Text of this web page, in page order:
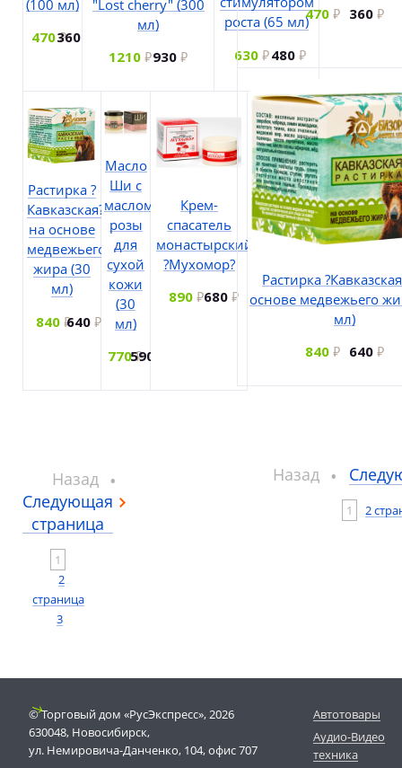
(100 мл)
470360
"Lost cherry" (300
мл)
1210
930
роста (65 мл)
630
480
Растирка ?
Кавказская?
на основе
медвежьего
жира (30
мл)
840 640
Масло
Ши с
маслом
розы
для
сухой
кожи
(30
мл)
770590
Крем-
спасатель
монастырский
?Мухомор?
890 680
Назад
Следующая
страница
1
2
страница
3
470 360
Растирка
основе медвежьего
мл)
840
640
Назад
1 2
© Торговый дом «РусЭкспресс», 2026
630048, Новосибирск,
ул. Немировича-Данченко, 104, офис 707
Автотовары
Аудио-Видео
техника